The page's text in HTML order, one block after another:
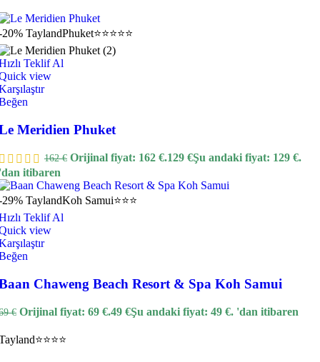
20% TaylandPhuket⭐⭐⭐⭐⭐
Teklif Al
view
Meridien Phuket
162€ Orijinal fiyat: 162 €.129 €Şu andaki fiyat: 129 €.
itibaren
29% TaylandKoh Samui⭐⭐⭐
Teklif Al
view
Chaweng Beach Resort & Spa Koh Samui
€ Orijinal fiyat: 69 €.49 €Şu andaki fiyat: 49 €. 'dan itibaren
⭐⭐⭐⭐